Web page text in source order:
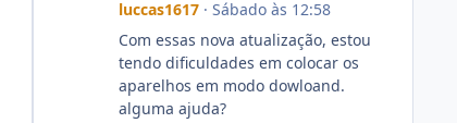
luccas1617· Sábado às 12:58
Com essas nova atualização, estou
tendo dificuldades em colocar os
aparelhos em modo dowloand.
alguma ajuda?